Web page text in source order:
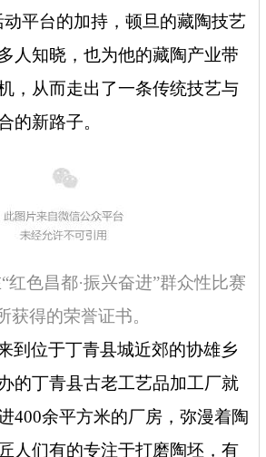
平台的加持，顿旦的藏陶技艺
人知晓，也为他的藏陶产业带
，从而走出了一条传统技艺与
的新路子。
红色昌都·振兴奋进”群众性比赛
获得的荣誉证书。
到位于丁青县城近郊的协雄乡
的丁青县古老工艺品加工厂就
400余平方米的厂房，弥漫着陶
人们有的专注于打磨陶坯，有